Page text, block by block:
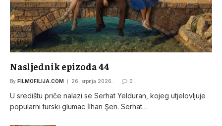
Nasljednik epizoda 44
By FILMOFILIJA.COM 26. srpnja 2026. 0
U središtu priče nalazi se Serhat Yelduran, kojeg utjelovljuje
popularni turski glumac İlhan Şen. Serhat…